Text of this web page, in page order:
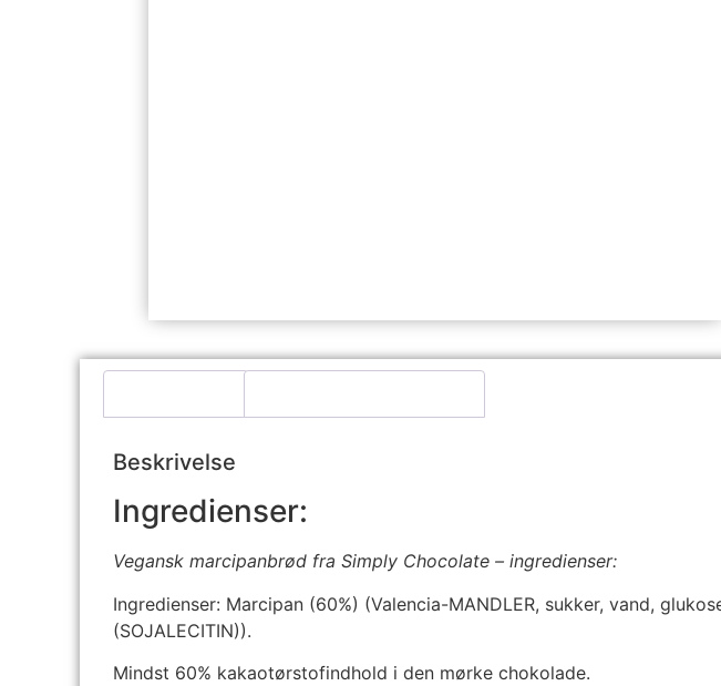
Beskrivelse
Ingredienser:
Vegansk marcipanbrød fra Simply Chocolate – ingredienser:
Ingredienser: Marcipan (60%) (Valencia-MANDLER, sukker, vand,
(SOJALECITIN)).
Mindst 60% kakaotørstofindhold i den mørke chokolade.